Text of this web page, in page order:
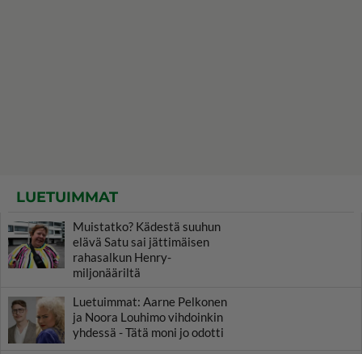
LUETUIMMAT
Muistatko? Kädestä suuhun
elävä Satu sai jättimäisen
rahasalkun Henry-
miljonääriltä
Luetuimmat: Aarne Pelkonen
ja Noora Louhimo vihdoinkin
yhdessä - Tätä moni jo odotti